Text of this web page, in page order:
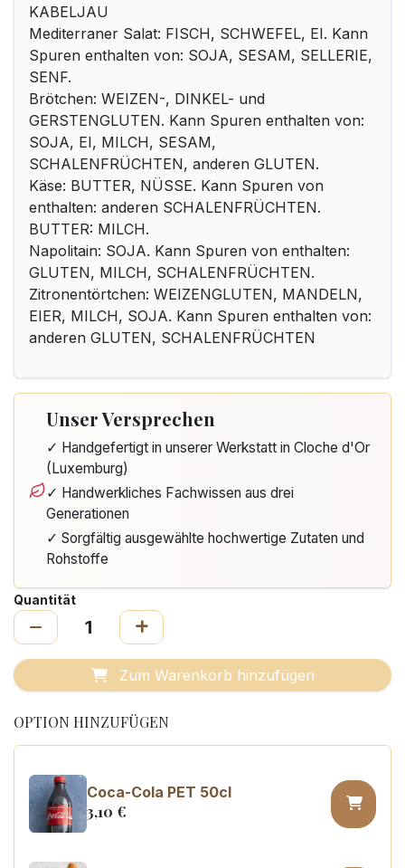
KABELJAU
Mediterraner Salat: FISCH, SCHWEFEL, EI. Kann
Spuren enthalten von: SOJA, SESAM, SELLERIE,
SENF.
Brötchen: WEIZEN-, DINKEL- und
GERSTENGLUTEN. Kann Spuren enthalten von:
SOJA, EI, MILCH, SESAM,
SCHALENFRÜCHTEN, anderen GLUTEN.
Käse: BUTTER, NÜSSE. Kann Spuren von
enthalten: anderen SCHALENFRÜCHTEN.
BUTTER: MILCH.
Napolitain: SOJA. Kann Spuren von enthalten:
GLUTEN, MILCH, SCHALENFRÜCHTEN.
Zitronentörtchen: WEIZENGLUTEN, MANDELN,
EIER, MILCH, SOJA. Kann Spuren enthalten von:
anderen GLUTEN, SCHALENFRÜCHTEN
Unser Versprechen
✓ Handgefertigt in unserer Werkstatt in Cloche d'Or
(Luxemburg)
✓ Handwerkliches Fachwissen aus drei
Generationen
✓ Sorgfältig ausgewählte hochwertige Zutaten und
Rohstoffe
Quantität
Zum Warenkorb hinzufügen
OPTION HINZUFÜGEN
Coca-Cola PET 50cl
3,10 €